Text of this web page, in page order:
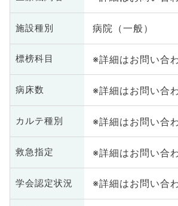
施設種別 病院（一般）
標榜科目 ※詳細はお問い合
病床数 ※詳細はお問い合
カルテ種別 ※詳細はお問い合
救急指定 ※詳細はお問い合
学会認定状況 ※詳細はお問い合